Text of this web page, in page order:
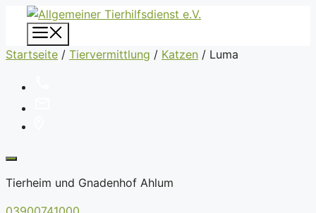
Zum
Inhalt
springen
Startseite / Tiervermittlung / Katzen / Luma
Tierheim und Gnadenhof Ahlum